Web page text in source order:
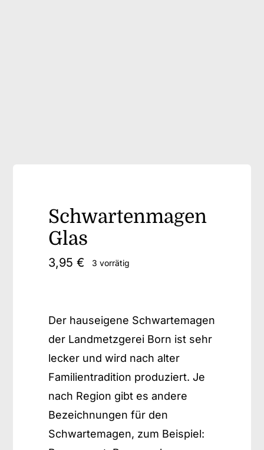
Schwartenmagen
Glas
3,95€ 3 vorrätig
Der hauseigene Schwartemagen
der Landmetzgerei Born ist sehr
lecker und wird nach alter
Familientradition produziert. Je
nach Region gibt es andere
Bezeichnungen für den
Schwartemagen, zum Beispiel: